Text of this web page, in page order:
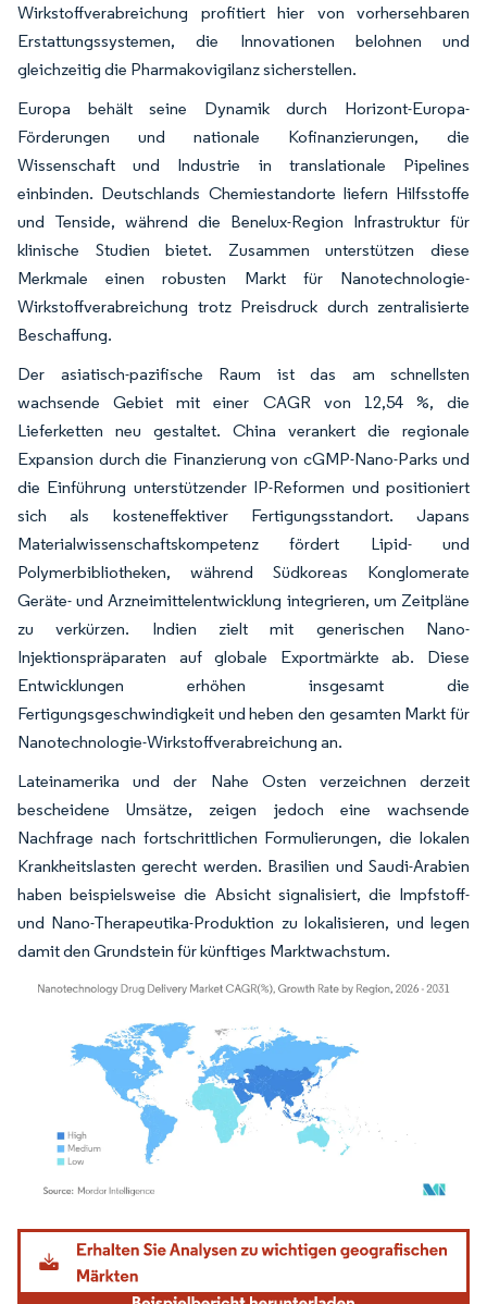
Wirkstoffverabreichung profitiert hier von vorhersehbaren
Erstattungssystemen, die Innovationen belohnen und
gleichzeitig die Pharmakovigilanz sicherstellen.
Europa behält seine Dynamik durch Horizont-Europa-
Förderungen und nationale Kofinanzierungen, die
Wissenschaft und Industrie in translationale Pipelines
einbinden. Deutschlands Chemiestandorte liefern Hilfsstoffe
und Tenside, während die Benelux-Region Infrastruktur für
klinische Studien bietet. Zusammen unterstützen diese
Merkmale einen robusten Markt für Nanotechnologie-
Wirkstoffverabreichung trotz Preisdruck durch zentralisierte
Beschaffung.
Der asiatisch-pazifische Raum ist das am schnellsten
wachsende Gebiet mit einer CAGR von 12,54 %, die
Lieferketten neu gestaltet. China verankert die regionale
Expansion durch die Finanzierung von cGMP-Nano-Parks und
die Einführung unterstützender IP-Reformen und positioniert
sich als kosteneffektiver Fertigungsstandort. Japans
Materialwissenschaftskompetenz fördert Lipid- und
Polymerbibliotheken, während Südkoreas Konglomerate
Geräte- und Arzneimittelentwicklung integrieren, um Zeitpläne
zu verkürzen. Indien zielt mit generischen Nano-
Injektionspräparaten auf globale Exportmärkte ab. Diese
Entwicklungen erhöhen insgesamt die
Fertigungsgeschwindigkeit und heben den gesamten Markt für
Nanotechnologie-Wirkstoffverabreichung an.
Lateinamerika und der Nahe Osten verzeichnen derzeit
bescheidene Umsätze, zeigen jedoch eine wachsende
Nachfrage nach fortschrittlichen Formulierungen, die lokalen
Krankheitslasten gerecht werden. Brasilien und Saudi-Arabien
haben beispielsweise die Absicht signalisiert, die Impfstoff-
und Nano-Therapeutika-Produktion zu lokalisieren, und legen
damit den Grundstein für künftiges Marktwachstum.
Bild © Mordor Intelligence. Wiederverwendung erfordert Namensnennung gemäß